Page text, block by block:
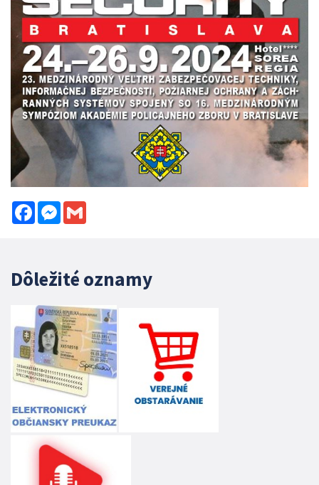
FacebookMessenger
Dôležité oznamy